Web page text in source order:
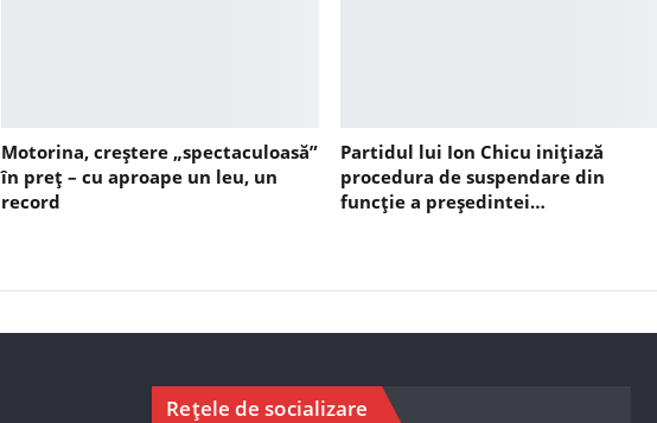
Motorina, creștere „spectaculoasă”
în preț – cu aproape un leu, un
record
Partidul lui Ion Chicu inițiază
procedura de suspendare din
funcție a președintei…
Rețele de socializare